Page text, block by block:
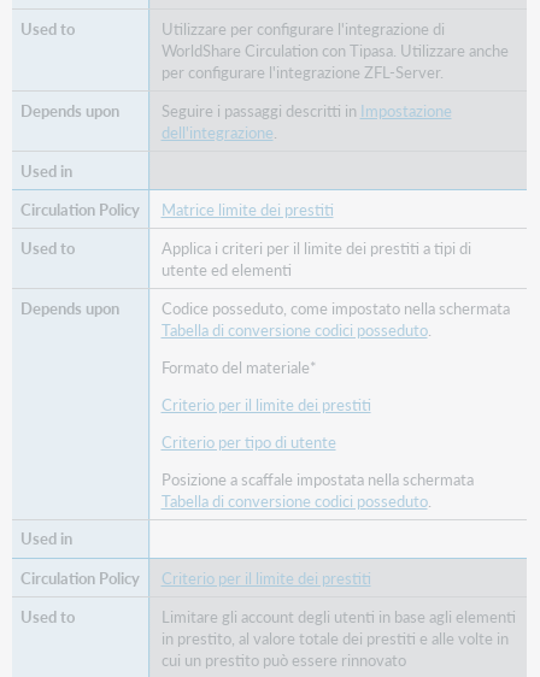
Utilizzare per configurare l'integrazione di
WorldShare Circulation con Tipasa. Utilizzare anche
per configurare l'integrazione ZFL-Server.
Seguire i passaggi descritti in Impostazione
dell'integrazione.
Matrice limite dei prestiti
Applica i criteri per il limite dei prestiti a tipi di
utente ed elementi
Codice posseduto, come impostato nella schermata
Tabella di conversione codici posseduto.
Formato del materiale*
Criterio per il limite dei prestiti
Criterio per tipo di utente
Posizione a scaffale impostata nella schermata
Tabella di conversione codici posseduto.
Criterio per il limite dei prestiti
Limitare gli account degli utenti in base agli elementi
in prestito, al valore totale dei prestiti e alle volte in
cui un prestito può essere rinnovato